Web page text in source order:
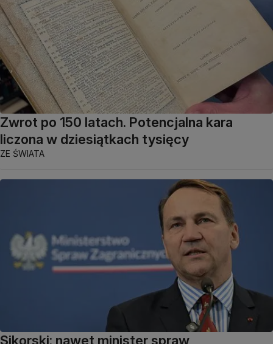
Zwrot po 150 latach. Potencjalna kara
liczona w dziesiątkach tysięcy
ZE ŚWIATA
Sikorski: nawet minister spraw